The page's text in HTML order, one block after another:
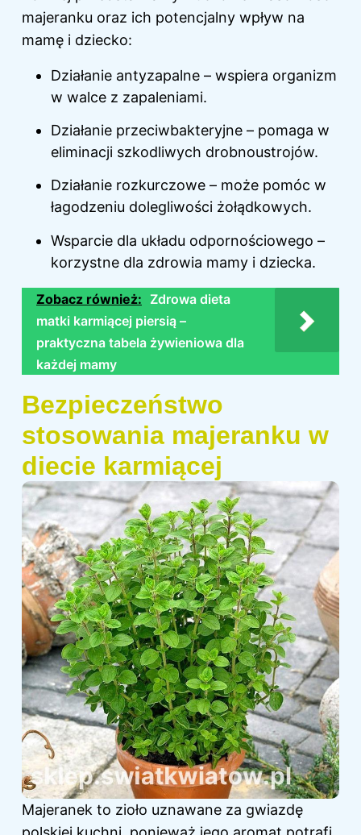
majeranku oraz ich potencjalny wpływ na
mamę i dziecko:
Działanie antyzapalne – wspiera organizm
w walce z zapaleniami.
Działanie przeciwbakteryjne – pomaga w
eliminacji szkodliwych drobnoustrojów.
Działanie rozkurczowe – może pomóc w
łagodzeniu dolegliwości żołądkowych.
Wsparcie dla układu odpornościowego –
korzystne dla zdrowia mamy i dziecka.
Zobacz również: Zdrowa dieta
matki karmiącej piersią –
praktyczna tabela żywieniowa dla
każdej mamy
Bezpieczeństwo
stosowania majeranku w
diecie karmiącej
Majeranek to zioło uznawane za gwiazdę